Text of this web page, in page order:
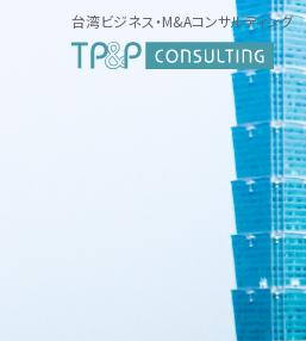
台湾ビジネス・M&Aコンサルティング